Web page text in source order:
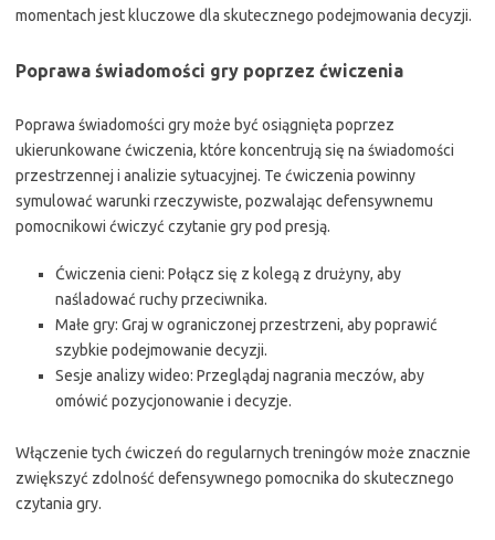
momentach jest kluczowe dla skutecznego podejmowania decyzji.
Poprawa świadomości gry poprzez ćwiczenia
Poprawa świadomości gry może być osiągnięta poprzez
ukierunkowane ćwiczenia, które koncentrują się na świadomości
przestrzennej i analizie sytuacyjnej. Te ćwiczenia powinny
symulować warunki rzeczywiste, pozwalając defensywnemu
pomocnikowi ćwiczyć czytanie gry pod presją.
Ćwiczenia cieni: Połącz się z kolegą z drużyny, aby
naśladować ruchy przeciwnika.
Małe gry: Graj w ograniczonej przestrzeni, aby poprawić
szybkie podejmowanie decyzji.
Sesje analizy wideo: Przeglądaj nagrania meczów, aby
omówić pozycjonowanie i decyzje.
Włączenie tych ćwiczeń do regularnych treningów może znacznie
zwiększyć zdolność defensywnego pomocnika do skutecznego
czytania gry.